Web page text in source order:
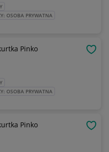
OSOBA PRYWATNA
Pinko
OSOBA PRYWATNA
Pinko